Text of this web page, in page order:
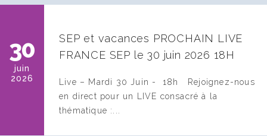
30
juin
2026
SEP et vacances PROCHAIN LIVE
FRANCE SEP le 30 juin 2026 18H
Live – Mardi 30 Juin - 18h Rejoignez-nous
en direct pour un LIVE consacré à la
thématique :...